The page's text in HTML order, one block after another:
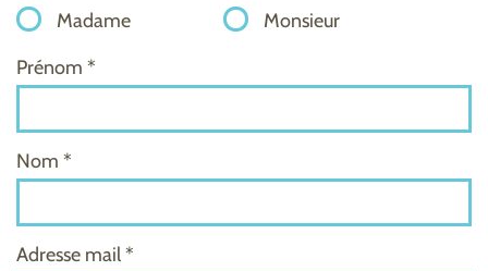
Madame
Monsieur
Prénom *
Nom *
Adresse mail *